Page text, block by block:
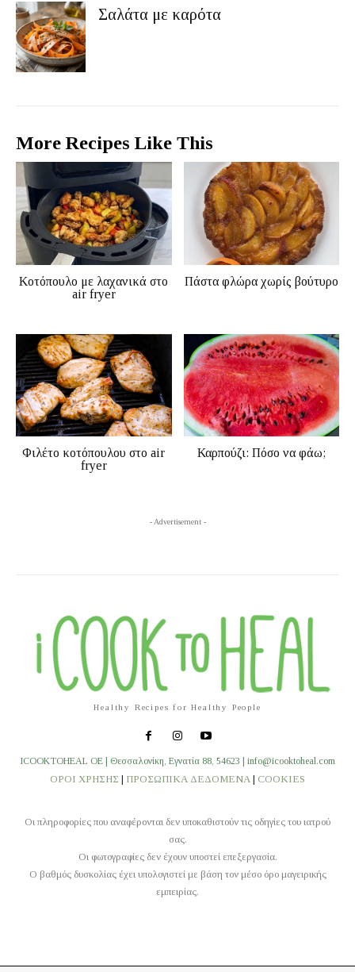
Σαλάτα με καρότα
More Recipes Like This
Κοτόπουλο με λαχανικά στο
air fryer
Πάστα φλώρα χωρίς βούτυρο
Φιλέτο κοτόπουλου στο air
fryer
Καρπούζι: Πόσο να φάω;
- Advertisement -
Healthy Recipes for Healthy People
ICOOKTOHEAL OE | Θεσσαλονίκη, Εγνατία 88, 54623 | info@icooktoheal.com
ΟΡΟΙ ΧΡΗΣΗΣ | ΠΡΟΣΩΠΙΚΑ ΔΕΔΟΜΕΝΑ | COOKIES
Οι πληροφορίες που αναφέρονται δεν υποκαθιστούν τις οδηγίες του ιατρού
σας.
Οι φωτογραφίες δεν έχουν υποστεί επεξεργασία.
O βαθμός δυσκολίας έχει υπολογιστεί με βάση τον μέσο όρο μαγειρικής
εμπειρίας.